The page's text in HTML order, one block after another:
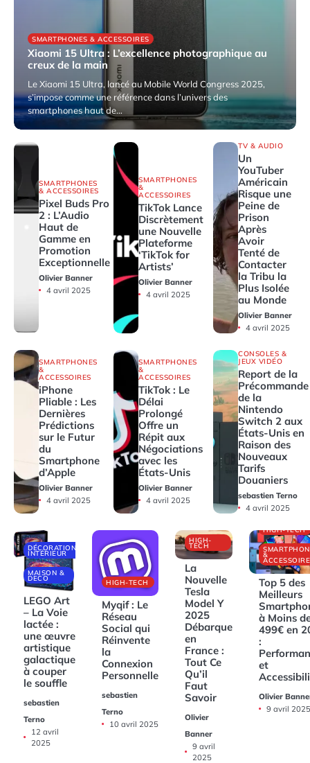
SMARTPHONES & ACCESSOIRES
Xiaomi 15 Ultra : L’excellence photographique au
creux de la main
Le Xiaomi 15 Ultra, lancé au Mobile World Congress 2025,
s’impose comme une référence dans l’univers des
smartphones haut de…
9 avril 2025
SMARTPHONES
& ACCESSOIRES
Pixel Buds Pro
2 : L’Audio
Haut de
Gamme en
Promotion
Exceptionnelle
Olivier Banner
4 avril 2025
SMARTPHONES
&
ACCESSOIRES
TikTok Lance
Discrètement
une Nouvelle
Plateforme
‘TikTok for
Artists’
Olivier Banner
4 avril 2025
TV & AUDIO
Un
YouTuber
Américain
Risque une
Peine de
Prison
Après
Avoir
Tenté de
Contacter
la Tribu la
Plus Isolée
au Monde
Olivier Banner
4 avril 2025
SMARTPHONES
&
ACCESSOIRES
iPhone
Pliable : Les
Dernières
Prédictions
sur le Futur
du
Smartphone
d’Apple
Olivier Banner
4 avril 2025
SMARTPHONES
&
ACCESSOIRES
TikTok : Le
Délai
Prolongé
Offre un
Répit aux
Négociations
avec les
États-Unis
Olivier Banner
4 avril 2025
CONSOLES &
JEUX VIDÉO
Report de la
Précommande
de la
Nintendo
Switch 2 aux
États-Unis en
Raison des
Nouveaux
Tarifs
Douaniers
sebastien Terno
4 avril 2025
DÉCORATIONS
INTÉRIEUR
MAISON &
DECO
LEGO Art
– La Voie
lactée :
une œuvre
artistique
galactique
à couper
le souffle
sebastien
Terno
12 avril
2025
HIGH-TECH
Myqif : Le
Réseau
Social qui
Réinvente
la
Connexion
Personnelle
sebastien
Terno
10 avril 2025
HIGH-
TECH
La
Nouvelle
Tesla
Model Y
2025
Débarque
en
France :
Tout Ce
Qu’il
Faut
Savoir
Olivier
Banner
9 avril
2025
HIGH-TECH
&
Top 5 des
Meilleurs
à Moins
499€ en
:
et
Olivier
9 avril 2025